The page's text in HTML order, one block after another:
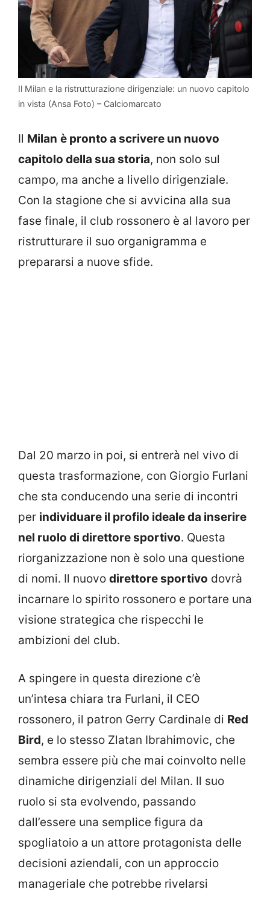
Il Milan e la ristrutturazione dirigenziale: un nuovo capitolo
in vista (Ansa Foto) – Calciomarcato
Il Milan è pronto a scrivere un nuovo
capitolo della sua storia, non solo sul
campo, ma anche a livello dirigenziale.
Con la stagione che si avvicina alla sua
fase finale, il club rossonero è al lavoro per
ristrutturare il suo organigramma e
prepararsi a nuove sfide.
Dal 20 marzo in poi, si entrerà nel vivo di
questa trasformazione, con Giorgio Furlani
che sta conducendo una serie di incontri
per individuare il profilo ideale da inserire
nel ruolo di direttore sportivo. Questa
riorganizzazione non è solo una questione
di nomi. Il nuovo direttore sportivo dovrà
incarnare lo spirito rossonero e portare una
visione strategica che rispecchi le
ambizioni del club.
A spingere in questa direzione c’è
un’intesa chiara tra Furlani, il CEO
rossonero, il patron Gerry Cardinale di Red
Bird, e lo stesso Zlatan Ibrahimovic, che
sembra essere più che mai coinvolto nelle
dinamiche dirigenziali del Milan. Il suo
ruolo si sta evolvendo, passando
dall’essere una semplice figura da
spogliatoio a un attore protagonista delle
decisioni aziendali, con un approccio
manageriale che potrebbe rivelarsi